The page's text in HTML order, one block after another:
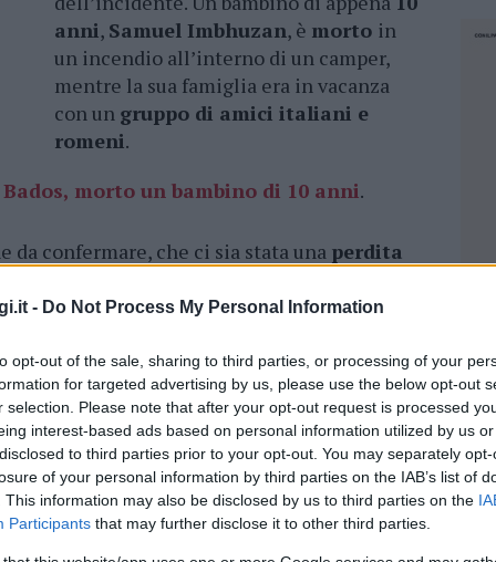
- Do Not Process My Personal Information
opt-out of the sale, sharing to third parties, or processing of your
for targeted advertising by us, please use the below opt-out
selection. Please note that after your opt-out request is processed
interest-based ads based on personal information utilized by us
to third parties prior to your opt-out. You may separately
of your personal information by third parties on the IAB’s list of
This information may also be disclosed by us to third parties on the
Participants that may further disclose it to other third parties.
anni, Samuel Imbhuzan, è morto in
un incendio all’interno di un camper,
mentre la sua famiglia era in vacanza
con un gruppo di amici italiani e
romeni.
morto un bambino di 10 anni.
da confermare, che ci sia stata una perdita
all’interno di uno dei camper, dei quali ce
nelle vicinanze della spiaggia.
le immagini della tragedia nel
giunta in Galluranei giorni precedenti,
trascorrere levacanzenella località in cui
sottolineato che l’area in cuiil veicolo era
non era designata per il